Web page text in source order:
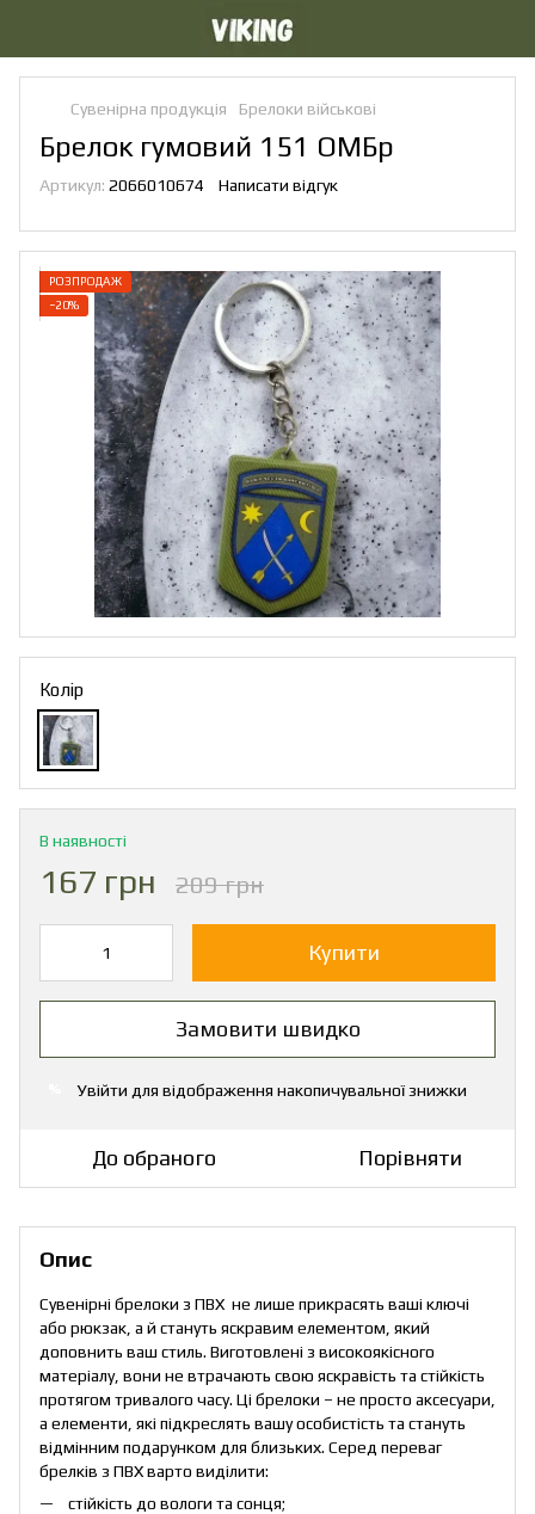
Сувенірна продукція Брелоки військові
Брелок гумовий 151 ОМБр
Артикул: 2066010674 Написати відгук
РОЗПРОДАЖ
−20%
Колір
В наявності
167 грн 209 грн
Купити
Замовити швидко
Увійти для відображення накопичувальної знижки
До обраного Порівняти
Опис
Сувенірні брелоки з ПВХ не лише прикрасять ваші ключі
або рюкзак, а й стануть яскравим елементом, який
доповнить ваш стиль. Виготовлені з високоякісного
матеріалу, вони не втрачають свою яскравість та стійкість
протягом тривалого часу. Ці брелоки – не просто аксесуари,
а елементи, які підкреслять вашу особистість та стануть
відмінним подарунком для близьких. Серед переваг
брелків з ПВХ варто виділити:
стійкість до вологи та сонця;